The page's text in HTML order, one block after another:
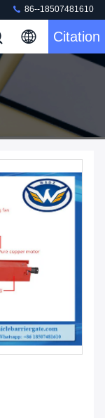
86--18507481610
Citation